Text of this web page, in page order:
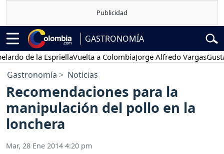
GASTRONOMÍA
de la EspriellaVuelta a ColombiaJorge Alfredo VargasGustavo
Gastronomía Noticias
Recomendaciones para la
manipulación del pollo en la
lonchera
Mar, 28 Ene 2014 4:20 pm